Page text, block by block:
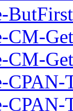
CM-
CM-
CPAN-
CPAN-